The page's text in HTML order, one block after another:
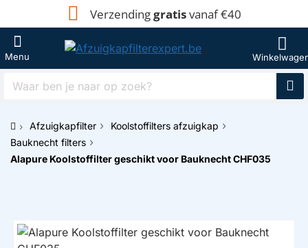
Verzendinggratisvanaf €40
Waar
naar
op
zoek?
h
o
Afzuigkapfilter
Koolstoffilters afzuigkap
Bauknecht filters
Alapure Koolstoffilter geschikt voor Bauknecht CHF035